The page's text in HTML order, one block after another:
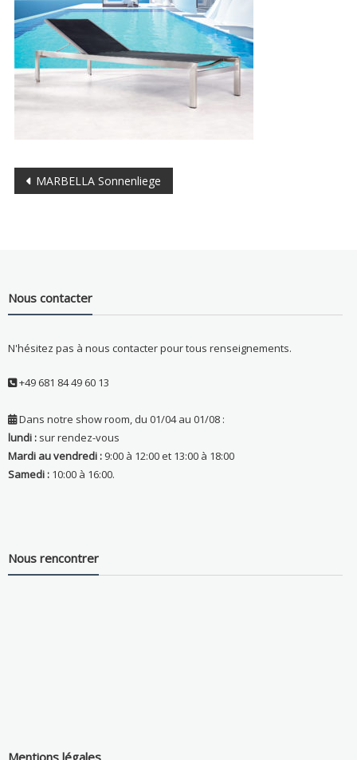
Navigation
MARBELLA Sonnenliege
Nous contacter
N'hésitez pas à nous contacter pour tous renseignements.
+49 681 84 49 60 13
Dans notre show room, du 01/04 au 01/08 :
lundi : sur rendez-vous
Mardi au vendredi :9:00 à 12:00 et 13:00 à 18:00
Samedi : 10:00 à 16:00.
Nous rencontrer
Mentions légales